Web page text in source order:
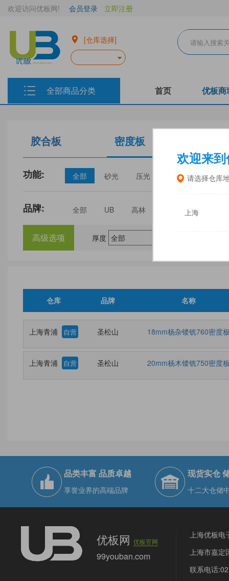
欢迎来到
请选择仓库
上海
欢迎访问优板网! 会员登录 立即注册
[仓库选择]
全部商品分类 首页 优板商
胶合板 密度板
功能: 全部 砂光 压光 家具 门板
品牌: 全部 UB 高林 中福
三威
建瓯福人
高级选项 厚度
仓库 品牌 名称
上海青浦 自营 圣松山 18mm杨杂镂铣760密度
上海青浦 自营 圣松山 20mm杨木镂铣750密度
品类丰富 品质卓越
享誉业界的高端品牌
现货实仓
十二大仓储
优板网优板官网
99youban.com
上海优板电
上海市嘉定
联系电话